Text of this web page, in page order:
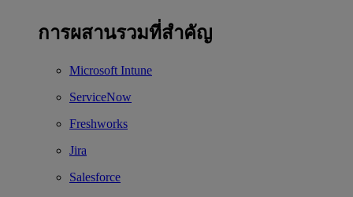
การผสานรวมที่สำคัญ
Microsoft Intune
ServiceNow
Freshworks
Jira
Salesforce